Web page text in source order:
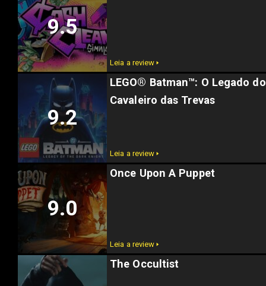
9.5
Leia a review 🢒
LEGO® Batman™: O Legado do
Cavaleiro das Trevas
9.2
Leia a review 🢒
Once Upon A Puppet
9.0
Leia a review 🢒
The Occultist